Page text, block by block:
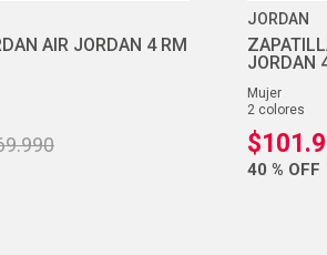
AIR JORDAN 4 RM
.990
JORDAN
JORDAN
mujer
2 colores
$101.
40 % OFF